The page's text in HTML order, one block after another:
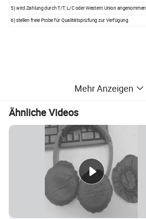
5) wird Zahlung durch T/T, L/C oder Western Union angenommen
6) stellen freie Probe für Qualitätsprüfung zur Verfügung
Mehr Anzeigen
Ähnliche Videos